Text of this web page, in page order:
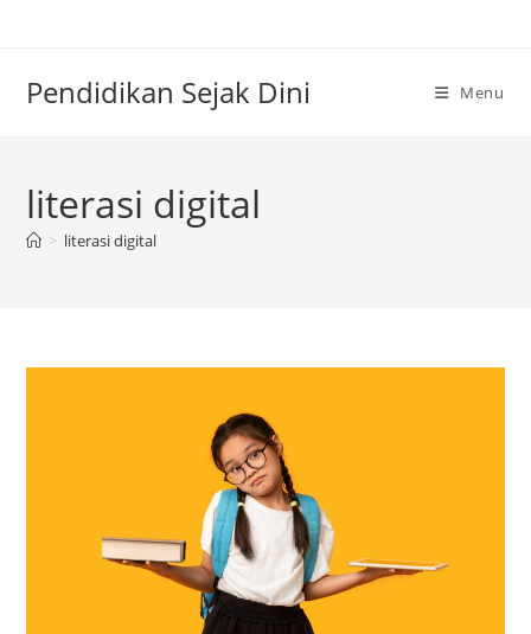
Pendidikan Sejak Dini Menu
literasi digital
> literasi digital